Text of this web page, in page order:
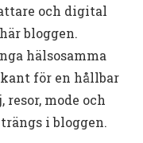
och digital
bloggen.
hälsosamma
för en hållbar
mode och
i bloggen.